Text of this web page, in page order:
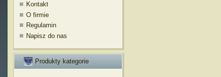
Kontakt
O firmie
Regulamin
Napisz do nas
Produkty kategorie